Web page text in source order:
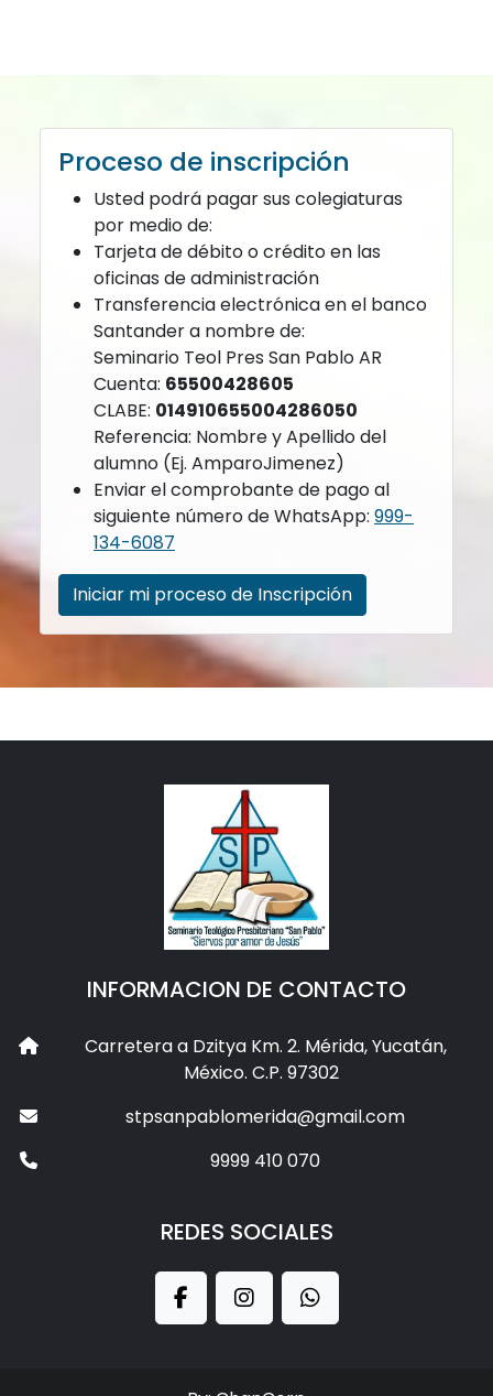
Proceso de inscripción
Usted podrá pagar sus colegiaturas
por medio de:
Tarjeta de débito o crédito en las
oficinas de administración
Transferencia electrónica en el banco
Santander a nombre de:
Seminario Teol Pres San Pablo AR
Cuenta: 65500428605
CLABE: 014910655004286050
Referencia: Nombre y Apellido del
alumno (Ej. AmparoJimenez)
Enviar el comprobante de pago al
siguiente número de WhatsApp: 999-
134-6087
Iniciar mi proceso de Inscripción
INFORMACION DE CONTACTO
Carretera a Dzitya Km. 2. Mérida, Yucatán,
México. C.P. 97302
stpsanpablomerida@gmail.com
9999 410 070
REDES SOCIALES